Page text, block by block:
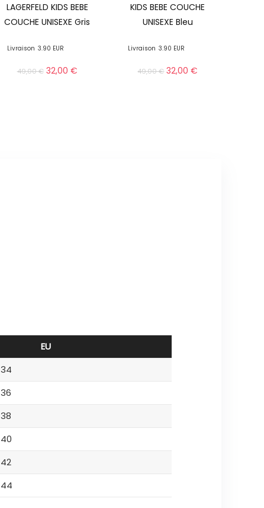
LAGERFELD KIDS BEBE
COUCHE UNISEXE Gris
Livraison 3.90 EUR
49,00€ 32,00 €
KIDS BEBE COUCHE
UNISEXE Bleu
Livraison 3.90 EUR
49,00€ 32,00€
EU
34
36
38
40
42
44